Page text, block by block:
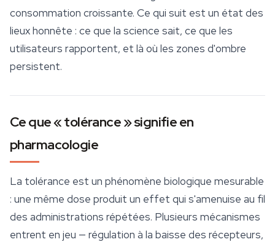
consommation croissante. Ce qui suit est un état des
lieux honnête : ce que la science sait, ce que les
utilisateurs rapportent, et là où les zones d'ombre
persistent.
Ce que « tolérance » signifie en
pharmacologie
La tolérance est un phénomène biologique mesurable
: une même dose produit un effet qui s'amenuise au fil
des administrations répétées. Plusieurs mécanismes
entrent en jeu — régulation à la baisse des récepteurs,